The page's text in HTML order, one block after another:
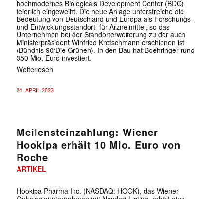
hochmodernes Biologicals Development Center (BDC)
feierlich eingeweiht. Die neue Anlage unterstreiche die
Bedeutung von Deutschland und Europa als Forschungs-
und Entwicklungsstandort für Arzneimittel, so das
Unternehmen bei der Standorterweiterung zu der auch
Ministerpräsident Winfried Kretschmann erschienen ist
(Bündnis 90/Die Grünen). In den Bau hat Boehringer rund
350 Mio. Euro investiert.
Weiterlesen
24. APRIL 2023
Meilensteinzahlung: Wiener
Hookipa erhält 10 Mio. Euro von
Roche
ARTIKEL
Hookipa Pharma Inc. (NASDAQ: HOOK), das Wiener